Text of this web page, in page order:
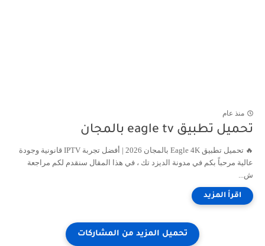
منذ عام
تحميل تطبيق eagle tv بالمجان
🔥 تحميل تطبيق Eagle 4K بالمجان 2026 | أفضل تجربة IPTV قانونية وجودة
عالية مرحباً بكم في مدونة الديزد تك ، في هذا المقال سنقدم لكم مراجعة
ش...